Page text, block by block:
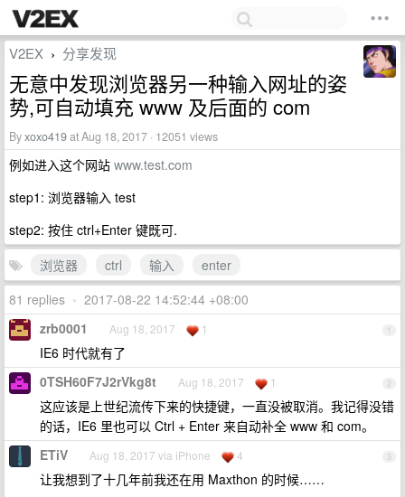
V2EX › 分享发现
无意中发现浏览器另一种输入网址的姿
势,可自动填充 www 及后面的 com
Byxoxo419at Aug 18, 2017 · 12051 views
例如进入这个网站 www.test.com
step1: 浏览器输入 test
step2: 按住 ctrl+Enter 键既可.
浏览器
ctrl 输入
enter
81 replies • 2017-08-22 14:52:44 +08:00
1
zrb0001 Aug 18, 2017 1
IE6 时代就有了
2
0TSH60F7J2rVkg8t Aug 18, 2017 1
这应该是上世纪流传下来的快捷键，一直没被取消。我记得没错
的话，IE6 里也可以 Ctrl + Enter 来自动补全 www 和 com。
3
ETiV Aug 18, 2017 via iPhone 4
让我想到了十几年前我还在用 Maxthon 的时候……